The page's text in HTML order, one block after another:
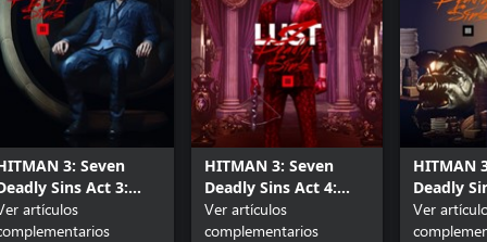
3: Seven
Sins Act 3:
artículos
HITMAN 3: Seven
Deadly Sins Act 4:
Lust
Ver artículos
complementarios
HITMAN
Deadly
Gluttony
Ver